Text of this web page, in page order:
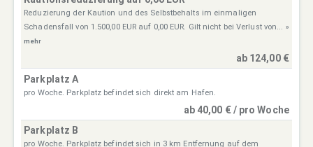
Reduzierung der Kaution und des Selbstbehalts im einmaligen
Schadensfall von 1.500,00 EUR auf 0,00 EUR. Gilt nicht bei Verlust von... »
mehr
ab 124,00 €
Parkplatz A
pro Woche. Parkplatz befindet sich direkt am Hafen.
ab 40,00 € / pro Woche
Parkplatz B
pro Woche. Parkplatz befindet sich in 3 km Entfernung auf dem